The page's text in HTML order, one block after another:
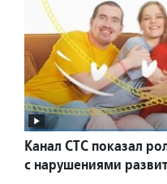
Канал СТС показал
с нарушениями